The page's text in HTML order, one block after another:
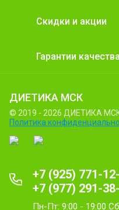
Скидки и акции
Гарантии качества
ДИЕТИКА МСК
© 2019 - 2026 ДИЕТИКА
Политика
+7 (925) 771-
+7 (977) 291-
Пн-Пт: 9:00 - 19:00